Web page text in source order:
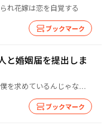
れ花嫁は恋を自覚する
ブックマーク
と婚姻届を提出しま
めているんじゃないのか？
ブックマーク